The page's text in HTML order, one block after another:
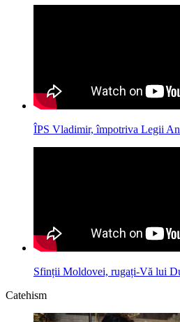
ÎPS Vladimir, împotriva Legii
Sfinții Moldovei, rugați-Vă lui
Catehism